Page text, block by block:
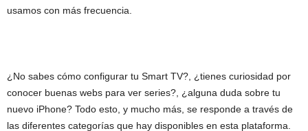
usamos con más frecuencia.
¿No sabes cómo configurar tu Smart TV?, ¿tienes curiosidad por
conocer buenas webs para ver series?, ¿alguna duda sobre tu
nuevo iPhone? Todo esto, y mucho más, se responde a través de
las diferentes categorías que hay disponibles en esta plataforma.